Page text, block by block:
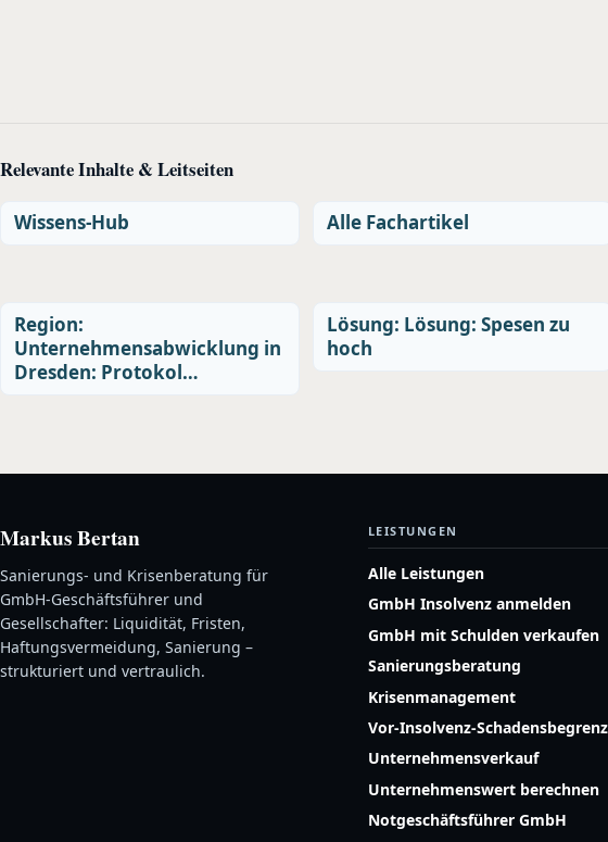
Relevante Inhalte & Leitseiten
Wissens-Hub Alle Fachartikel
Region:
Unternehmensabwicklung in
Dresden: Protokol…
Lösung: Lösung: Spesen zu
hoch
Markus Bertan
Sanierungs- und Krisenberatung für
GmbH-Geschäftsführer und
Gesellschafter: Liquidität, Fristen,
Haftungsvermeidung, Sanierung –
strukturiert und vertraulich.
LEISTUNGEN
Alle Leistungen
GmbH Insolvenz anmelden
GmbH mit Schulden verkaufen
Sanierungsberatung
Krisenmanagement
Vor-Insolvenz-
Unternehmensverkauf
Unternehmenswert berechnen
Notgeschäftsführer GmbH